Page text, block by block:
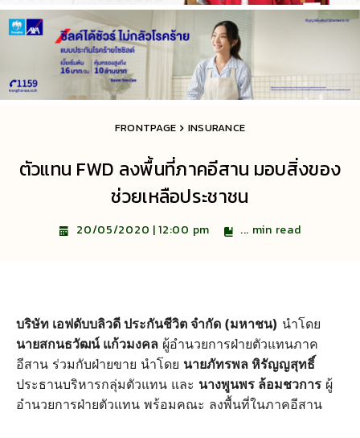
FRONTPAGE INSURANCE
ตัวแทน FWD ลงพื้นที่ภาคอีสาน มอบสิ่งของ
ช่วยเหลือประชาชน
20/05/2020 | 12:00 pm ... min read
บริษัท เอฟดับบลิวดี ประกันชีวิต จำกัด (มหาชน) นำโดย
นายสกนธวัฒน์ แก้วมงคล ผู้อำนวยการฝ่ายตัวแทนภาค
อีสาน ร่วมกับฝ่ายขาย นำโดย นายภัทรพล หิรัญญสุทธิ์
ประธานบริหารกลุ่มตัวแทน และ นางพูนพร ล้อมชวการ ผู้
อำนวยการฝ่ายตัวแทน พร้อมคณะ ลงพื้นที่ในภาคอีสาน